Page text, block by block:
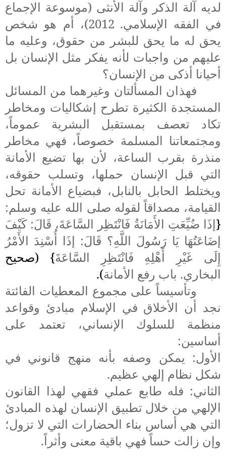
لديه آلة الذكر وآلة الأنثى (موسوعة الإجماع
في الفقه الإسلامي. 2012)،
أم هو شخص
يحق له ما يحق للبشر من حقوق، وعليه ما
عليهم من واجبات لأنه يفكر مثل الإنسان بل
أحيانا أذكى من الإنسان؟
فهذان المسألتان وغيرهما من المسائل
المستجدة الكثيرة تطرح إشكاليات ومخاطر
تكاد تعصف بمستقبل البشرية عموماً،
ومجتمعاتنا المسلمة خصوصاً، فهي مخاطر
منذرة بقرب الساعة، لأن بها تضيع الأمانة
التي قبل الإنسان حملها، وتسلب حقوقه،
ويختلط الحابل بالنابل، فبضياع الأمانة تحل
القيامة، مصداقاً لقوله صلى الله عليه وسلم:
{إِذَا ضُيِّعَتِ الأَمَانَةُ فَانْتَظِرِ السَّاعَةَ، قَالَ: كَيْفَ
إِضَاعَتُهَا يَا رَسُولَ اللَّهِ؟ قَالَ: إِذَا أُسْنِدَ الأَمْرُ
إِلَى غَيْرِ
أَهْلِهِ فَانْتَظِرِ السَّاعَةَ} (صحيح
البخاري. باب رفع الأمانة).
وتأسيساً على مجموع المعطيات الفائتة
نجد أن الأخلاق في الإسلام مبادئ وقواعد
منظمة للسلوك الإنساني، تعتمد على
أساسين:
الأول: يمكن وصفه بأنه منهج قانوني في
شكل نظام إلهي عظيم.
الثاني: فله طابع عملي فقهي لهذا القانون
الإلهي من خلال تطبيق الإنسان لهذه المبادئ
التي هي أساس بناء الحضارات التي لا تزول؛
وإن زالت حساً فهي باقية معنى وأثراً.